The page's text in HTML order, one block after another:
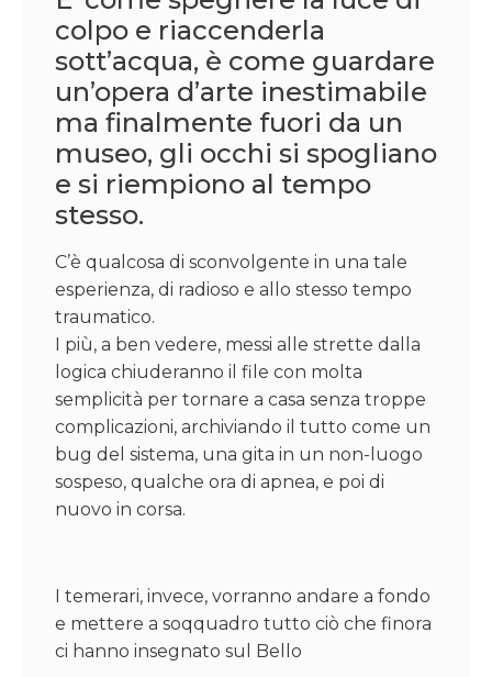
colpo e riaccenderla
sott’acqua, è come guardare
un’opera d’arte inestimabile
ma finalmente fuori da un
museo, gli occhi si spogliano
e si riempiono al tempo
stesso.
C’è qualcosa di sconvolgente in una tale
esperienza, di radioso e allo stesso tempo
traumatico.
I più, a ben vedere, messi alle strette dalla
logica chiuderanno il file con molta
semplicità per tornare a casa senza troppe
complicazioni, archiviando il tutto come un
bug del sistema, una gita in un non-luogo
sospeso, qualche ora di apnea, e poi di
nuovo in corsa.
I temerari, invece, vorranno andare a fondo
e mettere a soqquadro tutto ciò che finora
ci hanno insegnato sul Bello